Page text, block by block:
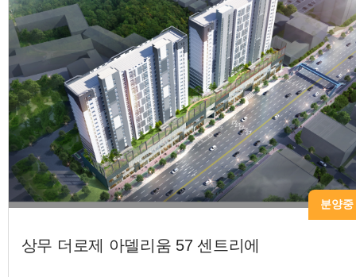
분양중
상무 더로제 아델리움 57 센트리에